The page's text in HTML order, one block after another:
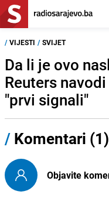
/ VIJESTI / SVIJET
Da li je ovo
Reuters
"prvi signali"
/ Komentari (1)
Objavite